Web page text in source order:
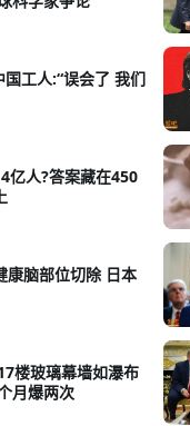
国工人:“误会了 我们
亿人?答案藏在450
康脑部位切除 日本
楼玻璃幕墙如瀑布
月爆两次